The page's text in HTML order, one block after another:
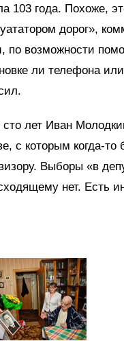
103 года. Похоже,
дорог»,
по возможности
ли телефона
лет Иван
с которым когда-
Выборы «в
нет. Есть